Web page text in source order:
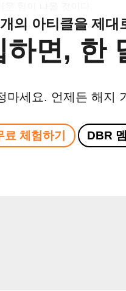
의 아티클을 제대
하면, 한
마세요. 언제든 해지
료 체험하기 DBR